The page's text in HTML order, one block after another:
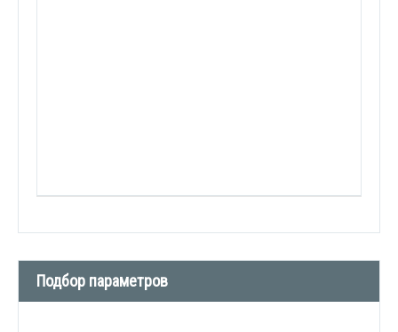
Подбор параметров